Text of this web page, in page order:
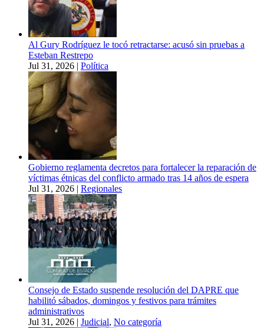
Al Gury Rodríguez le tocó retractarse: acusó sin pruebas a
Esteban Restrepo
Jul 31, 2026 | Política
Gobierno reglamenta decretos para fortalecer la reparación de
víctimas étnicas del conflicto armado tras 14 años de espera
Jul 31, 2026 | Regionales
Consejo de Estado suspende resolución del DAPRE que
habilitó sábados, domingos y festivos para trámites
administrativos
Jul 31, 2026 | Judicial, No categoría